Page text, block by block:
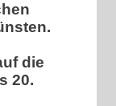
die
20.